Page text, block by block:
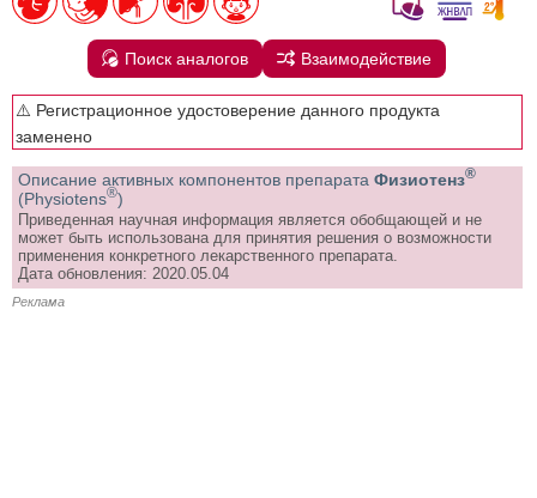
Поиск аналогов Взаимодействие
⚠️ Регистрационное удостоверение данного продукта
заменено
Описание активных компонентов препарата Физиотенз®
(Physiotens®)
Приведенная научная информация является обобщающей и не
может быть использована для принятия решения о возможности
применения конкретного лекарственного препарата.
Дата обновления: 2020.05.04
Реклама